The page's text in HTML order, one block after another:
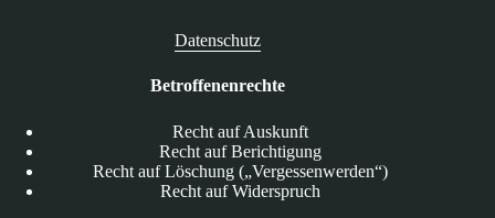
Datenschutz
Betroffenenrechte
Recht auf Auskunft
Recht auf Berichtigung
Recht auf Löschung („Vergessenwerden“)
Recht auf Widerspruch